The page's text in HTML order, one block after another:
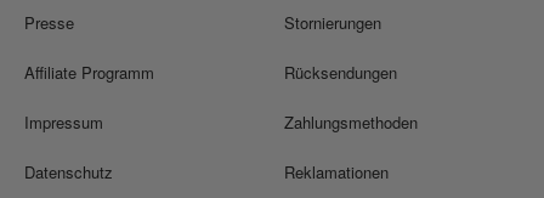
Presse
Affiliate Programm
Impressum
Datenschutz
Stornierungen
Rücksendungen
Zahlungsmethoden
Reklamationen